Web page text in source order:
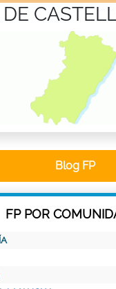
Blog FP
FP POR